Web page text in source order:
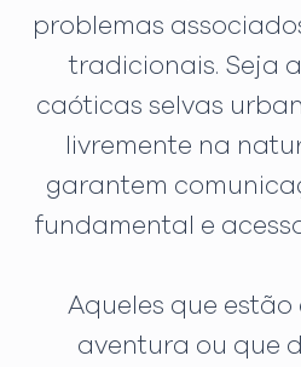
problemas
tradicionais. Seja
caóticas selvas
livremente na
garantem
fundamental e
Aqueles que estão
aventura ou que